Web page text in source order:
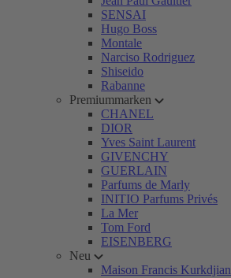
SENSAI
Hugo Boss
Montale
Narciso Rodriguez
Shiseido
Rabanne
Premiummarken
CHANEL
DIOR
Yves Saint Laurent
GIVENCHY
GUERLAIN
Parfums de Marly
INITIO Parfums Privés
La Mer
Tom Ford
EISENBERG
Neu
Maison Francis Kurkdjian